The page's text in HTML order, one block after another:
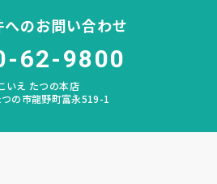
へのお問い合わせ
62-9800
いえ たつの本店
の市龍野町富永519-1